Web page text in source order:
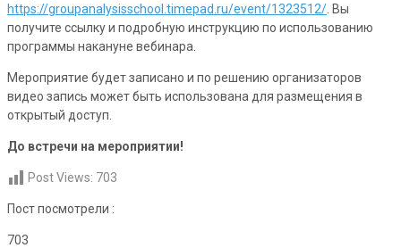
https://groupanalysisschool.timepad.ru/event/1323512/ . Вы
получите ссылку и подробную инструкцию по использованию
программы накануне вебинара.
Мероприятие будет записано и по решению организаторов
видео запись может быть использована для размещения в
открытый доступ.
До встречи на мероприятии!
Post Views: 703
Пост посмотрели :
703